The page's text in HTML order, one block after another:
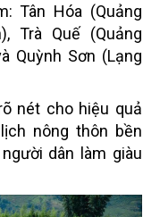
Tân Hóa (Quảng
Trà Quế (Quảng
Quỳnh Sơn (Lạng
nét cho hiệu quả
nông thôn bền
dân làm giàu